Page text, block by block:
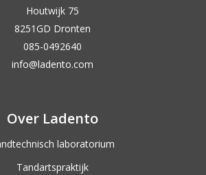
Houtwijk 75
8251GD Dronten
085-0492640
info@ladento.com
Over Ladento
laboratorium
Tandartspraktijk